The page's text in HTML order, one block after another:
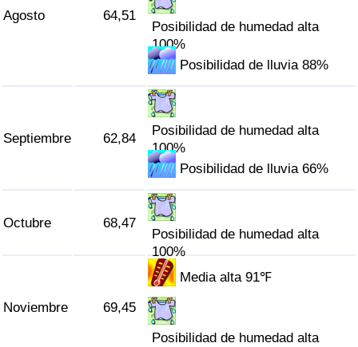
Agosto 64,51
Posibilidad de humedad alta
100%
Posibilidad de lluvia 88%
Septiembre 62,84
Posibilidad de humedad alta
100%
Posibilidad de lluvia 66%
Octubre 68,47
Posibilidad de humedad alta
100%
Noviembre 69,45
Media alta 91℉
Posibilidad de humedad alta